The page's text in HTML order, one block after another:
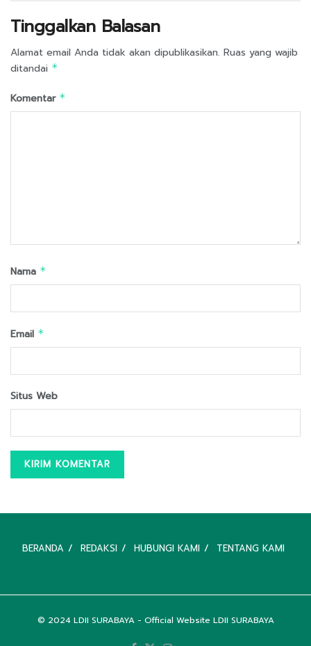
Tinggalkan Balasan
Alamat email Anda tidak akan dipublikasikan. Ruas yang wajib
ditandai *
Komentar *
Nama *
Email *
Situs Web
BERANDA REDAKSI HUBUNGI KAMI TENTANG KAMI
© 2024 LDII SURABAYA- Official Website LDII SURABAYA